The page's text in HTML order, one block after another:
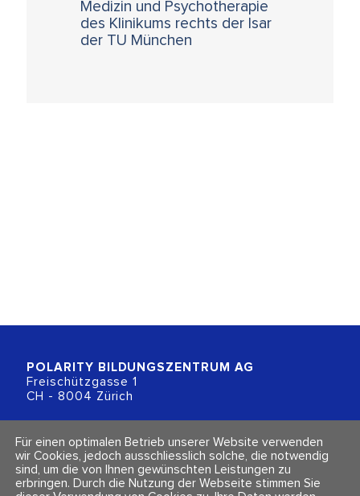
Medizin und Psychotherapie
des Klinikums rechts der Isar
der TU München
POLARITY BILDUNGSZENTRUM AG
Freischützgasse 1
CH - 8004 Zürich
+41 (0)44 218 80 80
info@polarity.ch
Für einen optimalen Betrieb unserer Website verwenden
wir Cookies, jedoch ausschliesslich solche, die notwendig
sind, um die von Ihnen gewünschten Leistungen zu
erbringen. Durch die Nutzung der Webseite stimmen Sie